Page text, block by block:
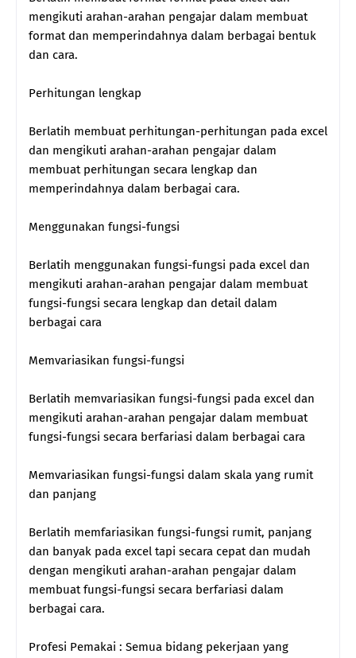
mengikuti arahan-arahan pengajar dalam membuat
format dan memperindahnya dalam berbagai bentuk
dan cara.
Perhitungan lengkap
Berlatih membuat perhitungan-perhitungan pada excel
dan mengikuti arahan-arahan pengajar dalam
membuat perhitungan secara lengkap dan
memperindahnya dalam berbagai cara.
Menggunakan fungsi-fungsi
Berlatih menggunakan fungsi-fungsi pada excel dan
mengikuti arahan-arahan pengajar dalam membuat
fungsi-fungsi secara lengkap dan detail dalam
berbagai cara
Memvariasikan fungsi-fungsi
Berlatih memvariasikan fungsi-fungsi pada excel dan
mengikuti arahan-arahan pengajar dalam membuat
fungsi-fungsi secara berfariasi dalam berbagai cara
Memvariasikan fungsi-fungsi dalam skala yang rumit
dan panjang
Berlatih memfariasikan fungsi-fungsi rumit, panjang
dan banyak pada excel tapi secara cepat dan mudah
dengan mengikuti arahan-arahan pengajar dalam
membuat fungsi-fungsi secara berfariasi dalam
berbagai cara.
Profesi Pemakai : Semua bidang pekerjaan yang